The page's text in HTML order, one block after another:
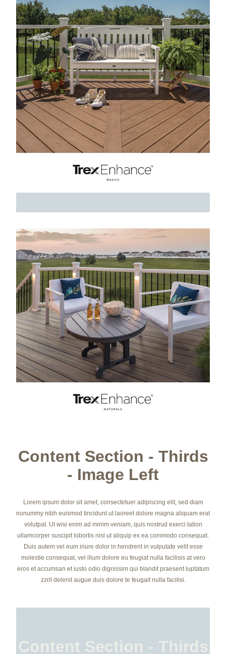
Content Section - Thirds
- Image Left
Lorem ipsum dolor sit amet, consectetuer adipiscing elit, sed diam
nonummy nibh euismod tincidunt ut laoreet dolore magna aliquam erat
volutpat. Ut wisi enim ad minim veniam, quis nostrud exerci tation
ullamcorper suscipit lobortis nisl ut aliquip ex ea commodo consequat.
Duis autem vel eum iriure dolor in hendrerit in vulputate velit esse
molestie consequat, vel illum dolore eu feugiat nulla facilisis at vero
eros et accumsan et iusto odio dignissim qui blandit praesent luptatum
zzril delenit augue duis dolore te feugait nulla facilisi.
Content Section - Thirds